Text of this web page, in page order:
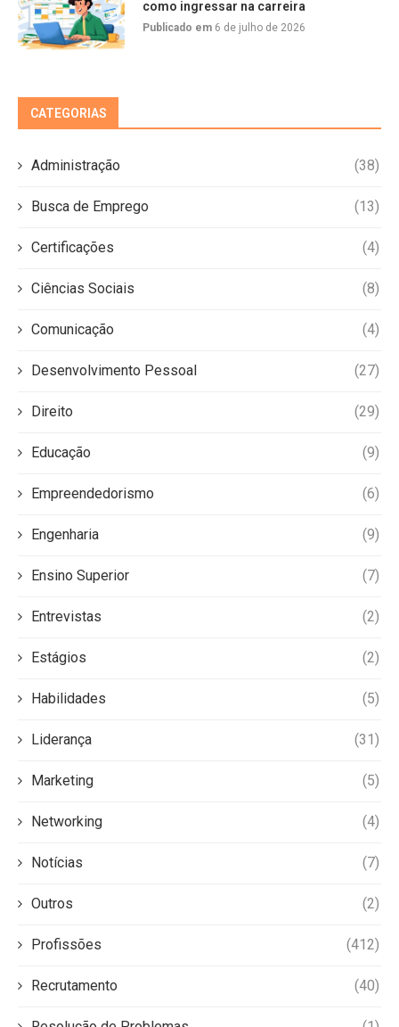
como ingressar na carreira
Publicado em 6 de julho de 2026
CATEGORIAS
Administração (38)
Busca de Emprego (13)
Certificações (4)
Ciências Sociais (8)
Comunicação (4)
Desenvolvimento Pessoal (27)
Direito (29)
Educação (9)
Empreendedorismo (6)
Engenharia (9)
Ensino Superior (7)
Entrevistas (2)
Estágios (2)
Habilidades (5)
Liderança (31)
Marketing (5)
Networking (4)
Notícias (7)
Outros (2)
Profissões (412)
Recrutamento (40)